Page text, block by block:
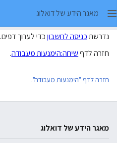
מאגר הידע של דואלוג
נדרשתכניסה לחשבוןכדי לערוך דפים.
חזרה לדףשיחה:הימנעות מעבודה.
חזרה לדף "הימנעות מעבודה".
מאגר הידע של דואלוג